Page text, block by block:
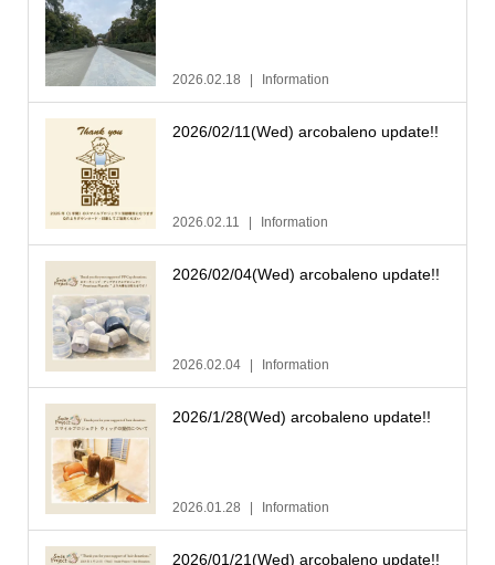
2026.02.18 Information
2026/02/11(Wed) arcobaleno update!!
2026.02.11 Information
2026/02/04(Wed) arcobaleno update!!
2026.02.04 Information
2026/1/28(Wed) arcobaleno update!!
2026.01.28 Information
2026/01/21(Wed) arcobaleno update!!